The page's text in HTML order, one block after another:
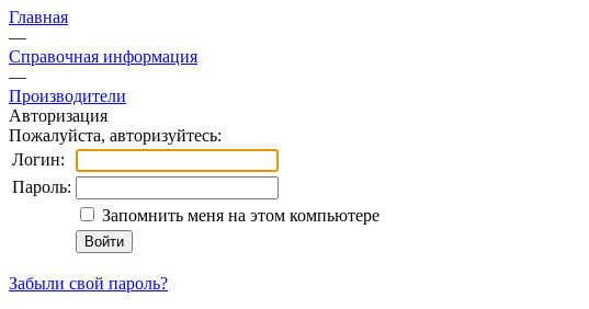
Главная
—
Справочная информация
—
Производители
Авторизация
Пожалуйста, авторизуйтесь:
Логин:
Пароль:
Запомнить меня на этом компьютере
Забыли свой пароль?